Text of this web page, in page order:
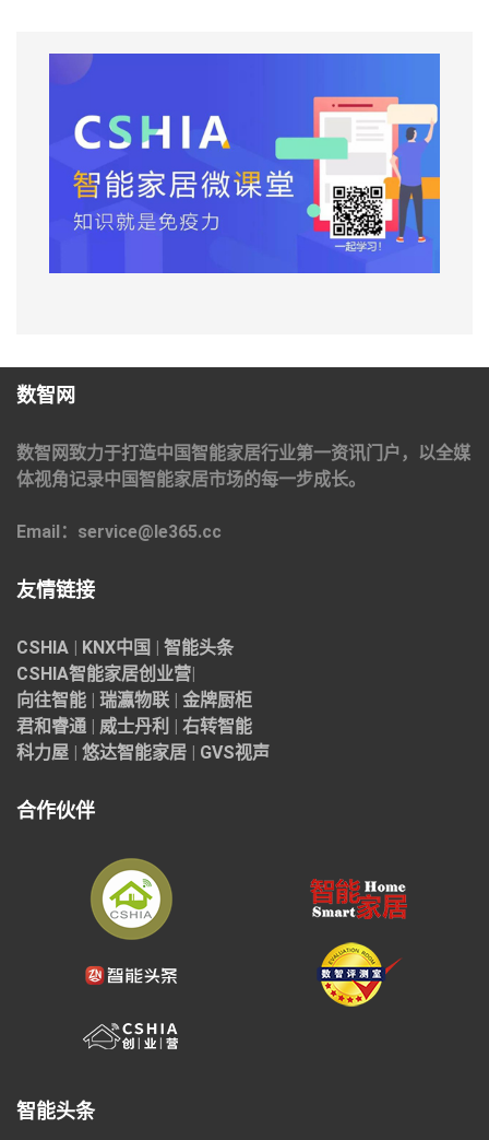
数智网
数智网致力于打造中国智能家居行业第一资讯门户，以全媒
体视角记录中国智能家居市场的每一步成长。
Email：service@le365.cc
友情链接
CSHIA KNX中国
智能头条
CSHIA智能家居创业营
向往智能
瑞瀛物联
金牌厨柜
君和睿通
威士丹利
右转智能
科力屋
悠达智能家居 GVS视声
合作伙伴
智能头条